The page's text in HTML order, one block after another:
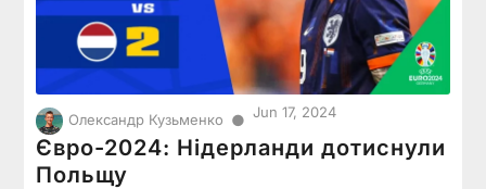
Олександр Кузьменко ● Jun 17, 2024
Євро-2024: Нідерланди дотиснули
Польщу